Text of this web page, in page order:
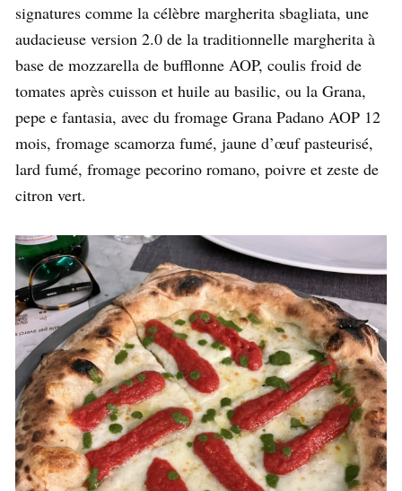
signatures comme la célèbre margherita sbagliata, une
audacieuse version 2.0 de la traditionnelle margherita à
base de mozzarella de bufflonne AOP, coulis froid de
tomates après cuisson et huile au basilic, ou la Grana,
pepe e fantasia, avec du fromage Grana Padano AOP 12
mois, fromage scamorza fumé, jaune d’œuf pasteurisé,
lard fumé, fromage pecorino romano, poivre et zeste de
citron vert.